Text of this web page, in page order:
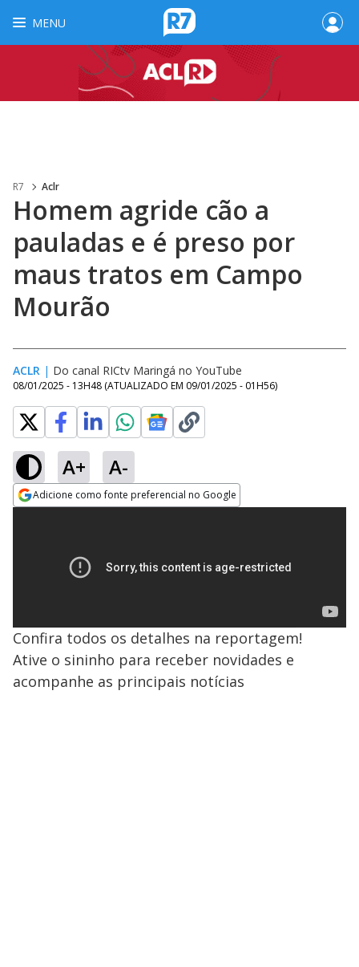
MENU
R7 Aclr
Homem agride cão a
pauladas e é preso por
maus tratos em Campo
Mourão
ACLR | Do canal RICtv Maringá no YouTube
08/01/2025 - 13H48 (ATUALIZADO EM 09/01/2025 - 01H56)
A+ A-
Adicione como fonte preferencial no Google
Confira todos os detalhes na reportagem!
Ative o sininho para receber novidades e
acompanhe as principais notícias